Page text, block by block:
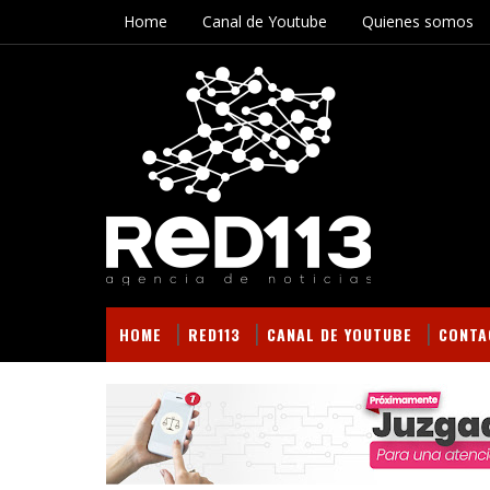
Home Canal de Youtube Quienes somos
HOME RED113 CANAL DE YOUTUBE